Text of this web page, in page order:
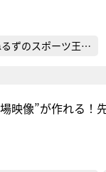
るずのスポーツ王…
映像”が作れる！